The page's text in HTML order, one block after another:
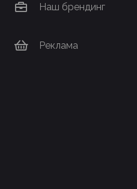
Наш брендинг
Реклама